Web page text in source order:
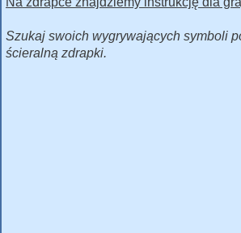
Szukaj swoich wygrywających symboli
ścieralną zdrapki.